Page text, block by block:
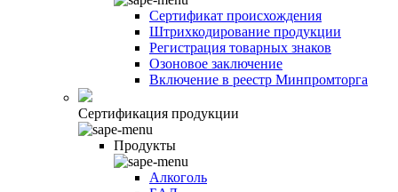
Сертификат происхождения
Штрихкодирование продукции
Регистрация товарных знаков
Озоновое заключение
Включение в реестр Минпромторга
Сертификация продукции
Продукты
Алкоголь